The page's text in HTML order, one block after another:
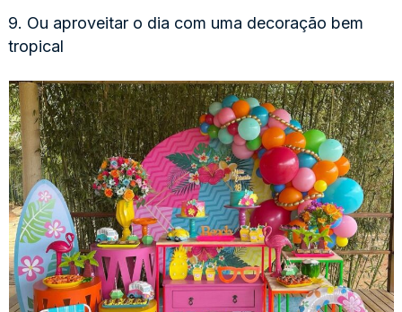
9. Ou aproveitar o dia com uma decoração bem
tropical